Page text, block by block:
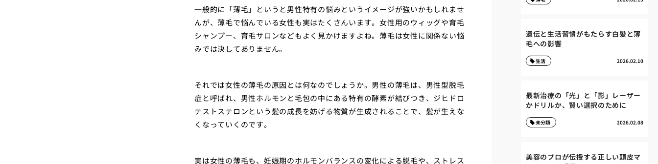
一般的に「薄毛」というと男性特有の悩みというイメージが強いかもしれませ
んが、薄毛で悩んでいる女性も実はたくさんいます。女性用のウィッグや育毛
シャンプー、育毛サロンなどもよく見かけますよね。薄毛は女性に関係ない悩
みでは決してありません。
それでは女性の薄毛の原因とは何なのでしょうか。男性の薄毛は、男性型脱毛
症と呼ばれ、男性ホルモンと毛包の中にある特有の酵素が結びつき、ジヒドロ
テストステロンという髪の成長を妨げる物質が生成されることで、髪が生えな
くなっていくのです。
実は女性の薄毛も、妊娠期のホルモンバランスの変化による脱毛や、ストレス
遺伝と生活習慣がもたらす白髪と薄
毛への影響
2026.02.10
生活
最新治療の「光」と「影」レーザー
かドリルか、賢い選択のために
2026.02.08
未分類
美容のプロが伝授する正しい頭皮マ